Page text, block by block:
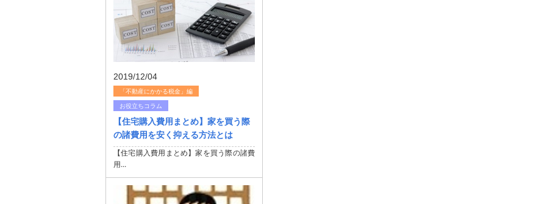
2019/12/04
「不動産にかかる税金」編
お役立ちコラム
【住宅購入費用まとめ】家を買う際
の諸費用を安く抑える方法とは
【住宅購入費用まとめ】家を買う際の諸費
用...